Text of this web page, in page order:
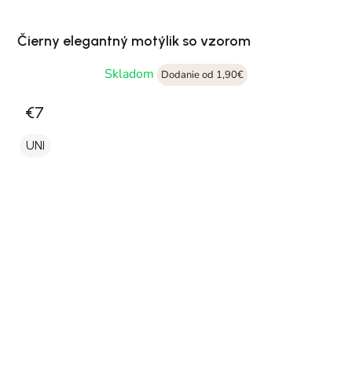
Čierny elegantný motýlik so vzorom
Skladom
Dodanie od 1,90€
€7
UNI